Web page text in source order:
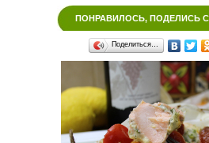
ПОНРАВИЛОСЬ, ПОДЕЛИСЬ
Поделиться…